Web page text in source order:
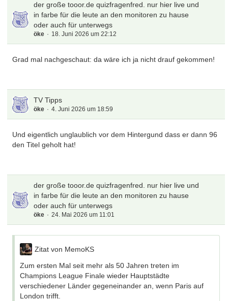
der große tooor.de quizfragenfred. nur hier live und
in farbe für die leute an den monitoren zu hause
oder auch für unterwegs
öke 18. Juni 2026 um 22:12
Grad mal nachgeschaut: da wäre ich ja nicht drauf gekommen!
TV Tipps
öke 4. Juni 2026 um 18:59
Und eigentlich unglaublich vor dem Hintergund dass er dann 96
den Titel geholt hat!
der große tooor.de quizfragenfred. nur hier live und
in farbe für die leute an den monitoren zu hause
oder auch für unterwegs
öke 24. Mai 2026 um 11:01
Zitat von MemoKS
Zum ersten Mal seit mehr als 50 Jahren treten im
Champions League Finale wieder Hauptstädte
verschiedener Länder gegeneinander an, wenn Paris auf
London trifft.